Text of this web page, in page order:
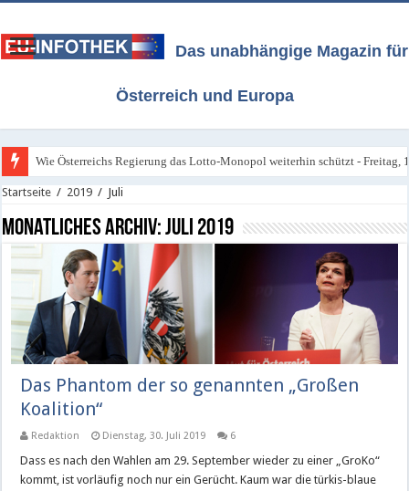
Das unabhängige Magazin für
Österreich und Europa
Wie Österreichs Regierung das Lotto-Monopol weiterhin schützt - Freitag,
Startseite / 2019 / Juli
Monatliches Archiv:Juli 2019
Das Phantom der so genannten „Großen
Koalition“
Redaktion Dienstag, 30. Juli 2019 6
Dass es nach den Wahlen am 29. September wieder zu einer „GroKo“
kommt, ist vorläufig noch nur ein Gerücht. Kaum war die türkis-blaue